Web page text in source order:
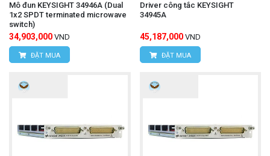
Mô đun KEYSIGHT 34946A (Dual
1x2 SPDT terminated microwave
switch)
34,903,000 VND
ĐẶT MUA
Driver công tắc KEYSIGHT
34945A
45,187,000 VND
ĐẶT MUA